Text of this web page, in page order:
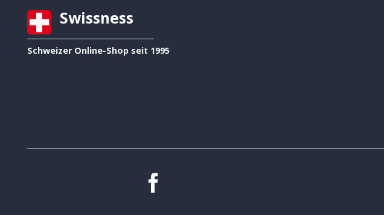
Swissness
Schweizer Online-Shop seit 1995